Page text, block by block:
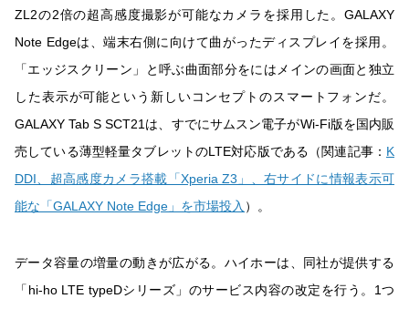
ZL2の2倍の超高感度撮影が可能なカメラを採用した。GALAXY
Note Edgeは、端末右側に向けて曲がったディスプレイを採用。
「エッジスクリーン」と呼ぶ曲面部分をにはメインの画面と独立
した表示が可能という新しいコンセプトのスマートフォンだ。
GALAXY Tab S SCT21は、すでにサムスン電子がWi-Fi版を国内販
売している薄型軽量タブレットのLTE対応版である（関連記事： K
DDI、超高感度カメラ搭載「Xperia Z3」、右サイドに情報表示可
能な「GALAXY Note Edge」を市場投入 ）。
データ容量の増量の動きが広がる。ハイホーは、同社が提供する
「hi-ho LTE typeDシリーズ」のサービス内容の改定を行う。1つ